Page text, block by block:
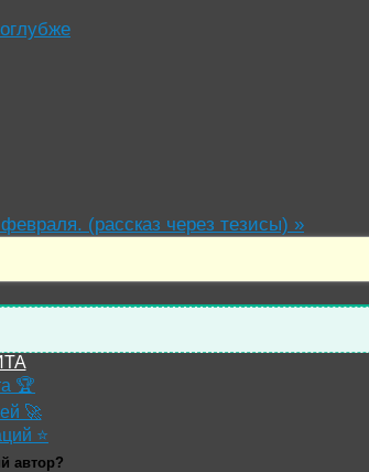
(рассказ через тезисы) »
🏆
🚀
⭐
автор?